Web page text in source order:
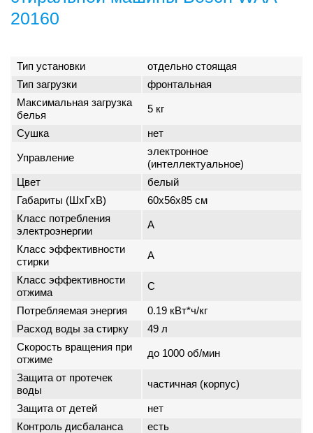
20160
Тип установки
отдельно стоящая
Тип загрузки
фронтальная
Максимальная загрузка
белья
5 кг
Сушка нет
Управление
электронное
(интеллектуальное)
Цвет
белый
Габариты (ШxГxВ)
60x56x85 см
Класс потребления
электроэнергии
A
Класс эффективности
стирки
A
Класс эффективности
отжима
C
Потребляемая энергия
0.19 кВт*ч/кг
Расход воды за стирку
49 л
Скорость вращения при
отжиме
до 1000 об/мин
Защита от протечек
воды
частичная (корпус)
Защита от детей
нет
Контроль дисбаланса
есть